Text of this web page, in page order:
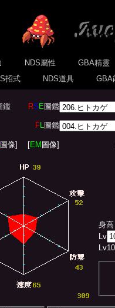
NDS屬性 GBA精靈
招式 NDS道具 GBA
鑑 RS E圖鑑
FL圖鑑
圖像] [EM 圖像] ヒ
身
Lv
Lv